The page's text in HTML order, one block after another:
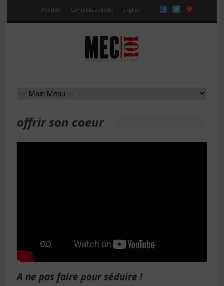
Accueil Contactez-Nous English
offrir son coeur
A ne pas faire pour séduire !